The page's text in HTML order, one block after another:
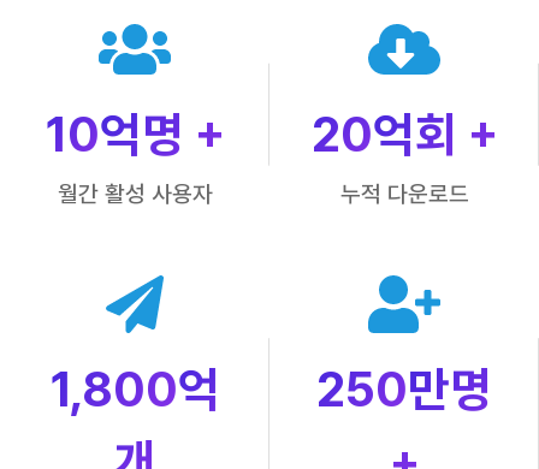
텔레그램 글로벌 이용 통계
10억명 +
월간 활성 사용자
20억회 +
누적 다운로드
1,800억
250만명